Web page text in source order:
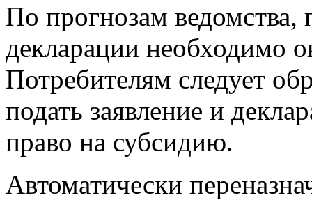
По прогнозам ведомства,
декларации необходимо
Потребителям следует
подать заявление и
право на субсидию.
Автоматически